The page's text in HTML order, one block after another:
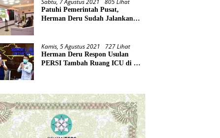
Sabtu, 7 Agustus 2021 805 Lihat
Patuhi Pemerintah Pusat,
Herman Deru Sudah Jalankan
Kamis, 5 Agustus 2021 727 Lihat
Herman Deru Respon Usulan
PERSI Tambah Ruang ICU di RS